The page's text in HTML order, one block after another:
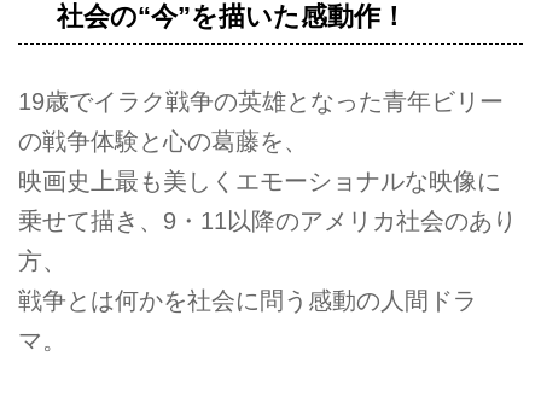
社会の“今”を描いた感動作！
19歳でイラク戦争の英雄となった青年ビリー
の戦争体験と心の葛藤を、
映画史上最も美しくエモーショナルな映像に
乗せて描き、9・11以降のアメリカ社会のあり
方、
戦争とは何かを社会に問う感動の人間ドラ
マ。